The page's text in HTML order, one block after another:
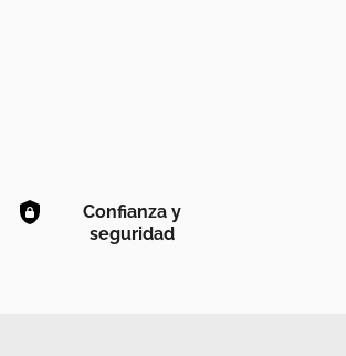
Confianza y
seguridad